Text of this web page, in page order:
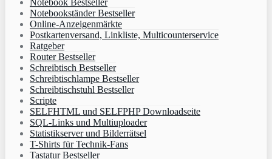
Notebookständer Bestseller
Online-Anzeigenmärkte
Postkartenversand, Linkliste, Multicounterservice
Ratgeber
Router Bestseller
Schreibtisch Bestseller
Schreibtischlampe Bestseller
Schreibtischstuhl Bestseller
Scripte
SELFHTML und SELFPHP Downloadseite
SQL-Links und Multiuploader
Statistikserver und Bilderrätsel
T-Shirts für Technik-Fans
Tastatur Bestseller